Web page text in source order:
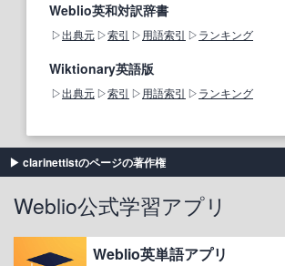
Weblio英和対訳辞書
出典元 索引 用語索引 ランキング
Wiktionary英語版
出典元 索引 用語索引 ランキング
clarinettistのページの著作権
Weblio公式学習アプリ
Weblio英単語アプリ